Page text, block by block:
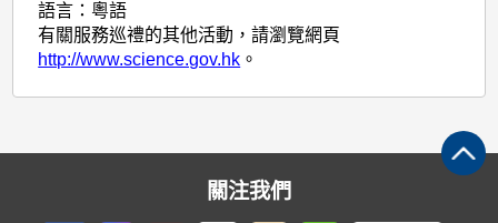
語言： 粵語
有關服務巡禮的其他活動，請瀏覽網頁
http://www.science.gov.hk 。
關注我們